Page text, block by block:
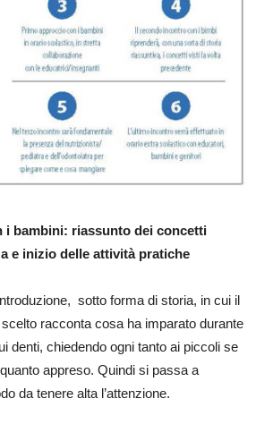
i bambini: riassunto dei concetti
e inizio delle attività pratiche
sotto forma di storia, in cui il
racconta cosa ha imparato durante
denti, chiedendo ogni tanto ai piccoli se
appreso. Quindi si passa a
da tenere alta l’attenzione.